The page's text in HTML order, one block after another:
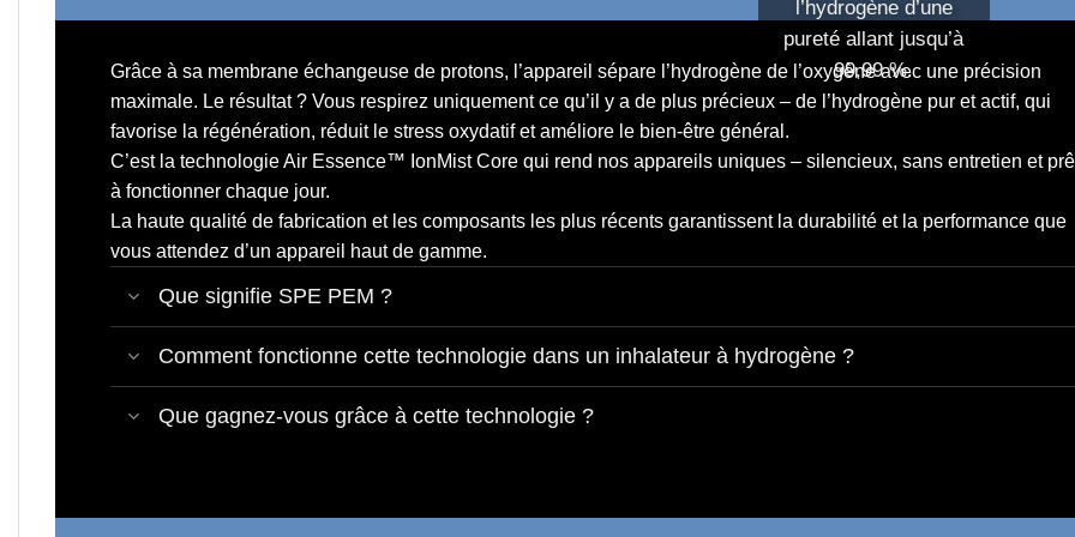
l’hydrogène d’une
pureté allant jusqu’à
99,99 %.
Grâce à sa membrane échangeuse de protons, l’appareil sépare l’hydrogène de l’oxygène avec une précision
maximale. Le résultat ? Vous respirez uniquement ce qu’il y a de plus précieux – de l’hydrogène pur et actif, qui
favorise la régénération, réduit le stress oxydatif et améliore le bien-être général.
C’est la technologie Air Essence™ IonMist Core qui rend nos appareils uniques – silencieux, sans entretien et
à fonctionner chaque jour.
La haute qualité de fabrication et les composants les plus récents garantissent la durabilité et la performance que
vous attendez d’un appareil haut de gamme.
Que signifie SPE PEM ?
Comment fonctionne cette technologie dans un inhalateur à hydrogène ?
Que gagnez-vous grâce à cette technologie ?